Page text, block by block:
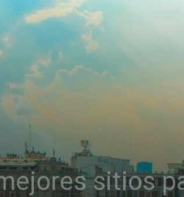
sitios